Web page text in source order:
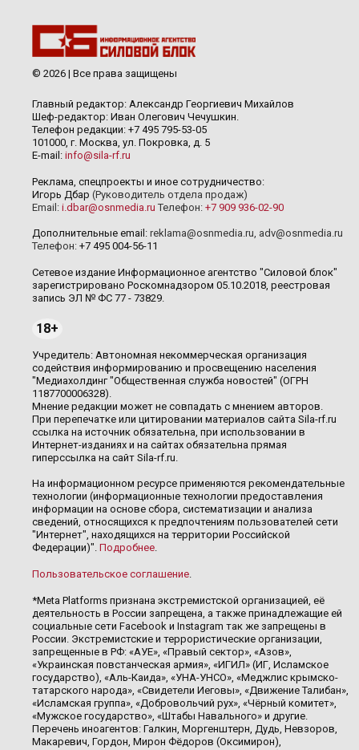
© 2026 | Все права защищены
Главный редактор: Александр Георгиевич Михайлов
Шеф-редактор: Иван Олегович Чечушкин.
Телефон редакции: +7 495 795-53-05
101000, г. Москва, ул. Покровка, д. 5
E-mail: info@sila-rf.ru
Реклама, спецпроекты и иное сотрудничество:
Игорь Дбар (Руководитель отдела продаж)
Email: i.dbar@osnmedia.ru Телефон: +7 909 936-02-90
Дополнительные email: reklama@osnmedia.ru, adv@osnmedia.ru
Телефон: +7 495 004-56-11
Сетевое издание Информационное агентство "Силовой блок"
зарегистрировано Роскомнадзором 05.10.2018, реестровая
запись ЭЛ № ФС 77 - 73829.
18+
Учредитель: Автономная некоммерческая организация
содействия информированию и просвещению населения
"Медиахолдинг "Общественная служба новостей" (ОГРН
1187700006328).
Мнение редакции может не совпадать с мнением авторов.
При перепечатке или цитировании материалов сайта Sila-rf.ru
ссылка на источник обязательна, при использовании в
Интернет-изданиях и на сайтах обязательна прямая
гиперссылка на сайт Sila-rf.ru.
На информационном ресурсе применяются рекомендательные
технологии (информационные технологии предоставления
информации на основе сбора, систематизации и анализа
сведений, относящихся к предпочтениям пользователей сети
"Интернет", находящихся на территории Российской
Федерации)". Подробнее.
Пользовательское соглашение.
*Meta Platforms признана экстремистской организацией, её
деятельность в России запрещена, а также принадлежащие ей
социальные сети Facebook и Instagram так же запрещены в
России. Экстремистские и террористические организации,
запрещенные в РФ: «АУЕ», «Правый сектор», «Азов»,
«Украинская повстанческая армия», «ИГИЛ» (ИГ, Исламское
государство), «Аль-Каида», «УНА-УНСО», «Меджлис крымско-
татарского народа», «Свидетели Иеговы», «Движение Талибан»,
«Исламская группа», «Добровольчий рух», «Чёрный комитет»,
«Мужское государство», «Штабы Навального» и другие.
Перечень иноагентов: Галкин, Моргенштерн, Дудь, Невзоров,
Макаревич, Гордон, Мирон Фёдоров (Оксимирон),